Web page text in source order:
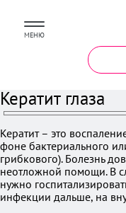
МЕНЮ
Кератит глаза
Кератит – это
фоне бактериального
грибкового). Болезнь
неотложной помощи. В
нужно
инфекции дальше, на